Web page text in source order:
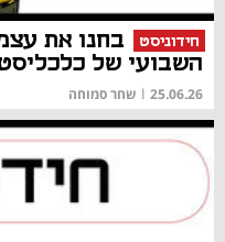
חידוניסט
בחנו את
השבועי של כלכליסט
25.06.26
| שחר סמוחה